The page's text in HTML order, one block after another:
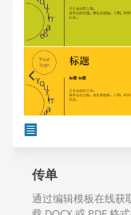
传单
通过编辑模板在线获